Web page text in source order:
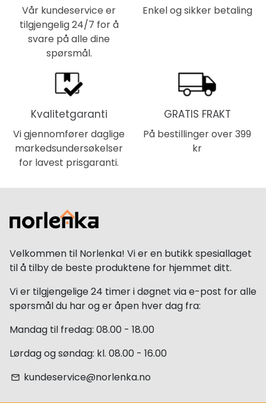
Vår kundeservice er
tilgjengelig 24/7 for å
svare på alle dine
spørsmål.
Enkel og sikker betaling
Kvalitetgaranti
Vi gjennomfører daglige
markedsundersøkelser
for lavest prisgaranti.
GRATIS FRAKT
På bestillinger over 399
kr
Velkommen til Norlenka! Vi er en butikk spesiallaget
til å tilby de beste produktene for hjemmet ditt.
Vi er tilgjengelige 24 timer i døgnet via e-post for alle
spørsmål du har og er åpen hver dag fra:
Mandag til fredag: 08.00 - 18.00
Lørdag og søndag: kl. 08.00 - 16.00
email kundeservice@norlenka.no